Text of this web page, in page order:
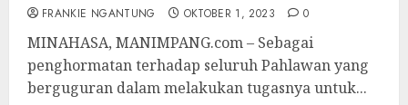
FRANKIE NGANTUNG OKTOBER 1, 2023 0
MINAHASA, MANIMPANG.com – Sebagai
penghormatan terhadap seluruh Pahlawan yang
berguguran dalam melakukan tugasnya untuk...